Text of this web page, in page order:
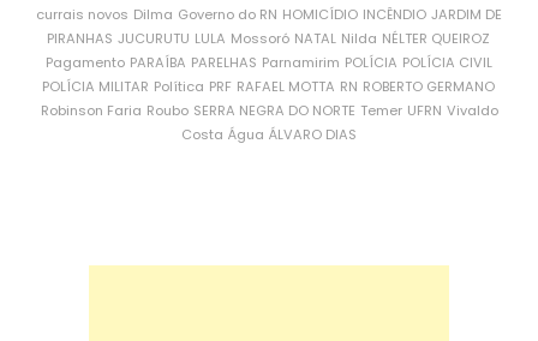
currais novos Dilma Governo do RN HOMICÍDIO INCÊNDIO JARDIM DE
PIRANHAS JUCURUTU LULA Mossoró NATAL Nilda NÉLTER QUEIROZ
Pagamento PARAÍBA PARELHAS Parnamirim POLÍCIA POLÍCIA CIVIL
POLÍCIA MILITAR Política PRF RAFAEL MOTTA RN ROBERTO GERMANO
Robinson Faria Roubo SERRA NEGRA DO NORTE Temer UFRN Vivaldo
Costa Água ÁLVARO DIAS